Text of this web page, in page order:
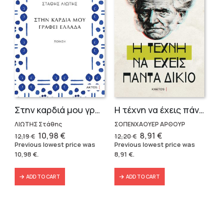
Στην καρδιά μου γράφει Ελλάδα
ΛΙΩΤΗΣ Στάθης
12,19€ Original
price
was:
12,19 €.
10,98€Current
price
is:
Previous lowest price was
10,98 €.
ADD TO CART
Η τέχνη να έχεις πάντα δίκαιο
ΣΟΠΕΝΧΑΟΥΕΡ ΑΡΘΟΥΡ
12,20€ Original
price
was:
8,91 €Current
price
is:
Previous lowest price was
8,91 €.
ADD TO CART